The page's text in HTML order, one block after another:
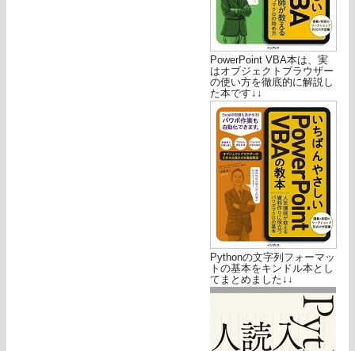
PowerPoint VBA本は、実
はオブジェクトブラウザー
の使い方を徹底的に解説し
た本です↓↓
Pythonの文字列フォーマッ
トの基本をキンドル本とし
てまとめました↓↓